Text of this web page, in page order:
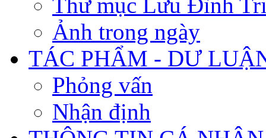
Ảnh trong ngày
TÁC PHẨM - DƯ
Phỏng vấn
Nhận định